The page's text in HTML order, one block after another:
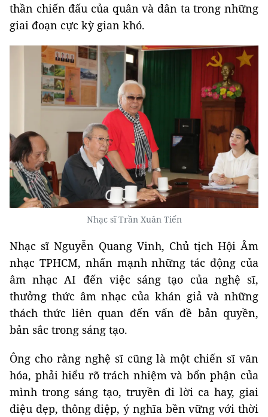
thần chiến đấu của quân và dân ta trong những
giai đoạn cực kỳ gian khó.
Nhạc sĩ Trần Xuân Tiến
Nhạc sĩ Nguyễn Quang Vinh, Chủ tịch Hội Âm
nhạc TPHCM, nhấn mạnh những tác động của
âm nhạc AI đến việc sáng tạo của nghệ sĩ,
thưởng thức âm nhạc của khán giả và những
thách thức liên quan đến vấn đề bản quyền,
bản sắc trong sáng tạo.
Ông cho rằng nghệ sĩ cũng là một chiến sĩ văn
hóa, phải hiểu rõ trách nhiệm và bổn phận của
mình trong sáng tạo, truyền đi lời ca hay, giai
điệu đẹp, thông điệp, ý nghĩa bền vững với thời